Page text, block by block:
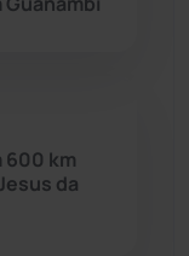
(96)
600 km
da